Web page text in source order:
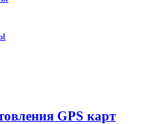
GPS карт